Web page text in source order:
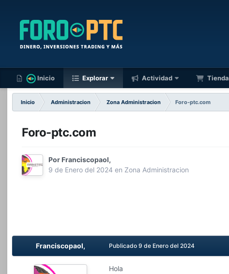
Inicio Explorar Actividad Tienda
Inicio Administracion Zona Administracion
Foro-ptc.com
Foro-ptc.com
Por Franciscopaol,
9 de Enero del 2024 en Zona Administracion
Franciscopaol, Publicado 9 de Enero del 2024
Hola